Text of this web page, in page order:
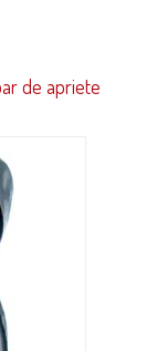
de apriete